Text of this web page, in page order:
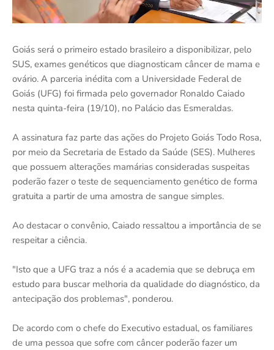
Goiás será o primeiro estado brasileiro a disponibilizar, pelo
SUS, exames genéticos que diagnosticam câncer de mama e
ovário. A parceria inédita com a Universidade Federal de
Goiás (UFG) foi firmada pelo governador Ronaldo Caiado
nesta quinta-feira (19/10), no Palácio das Esmeraldas.
A assinatura faz parte das ações do Projeto Goiás Todo Rosa,
por meio da Secretaria de Estado da Saúde (SES). Mulheres
que possuem alterações mamárias consideradas suspeitas
poderão fazer o teste de sequenciamento genético de forma
gratuita a partir de uma amostra de sangue simples.
Ao destacar o convênio, Caiado ressaltou a importância de se
respeitar a ciência.
"Isto que a UFG traz a nós é a academia que se debruça em
estudo para buscar melhoria da qualidade do diagnóstico, da
antecipação dos problemas", ponderou.
De acordo com o chefe do Executivo estadual, os familiares
de uma pessoa que sofre com câncer poderão fazer um